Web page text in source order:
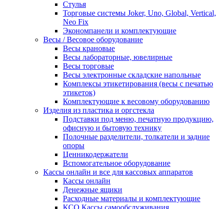
Стулья
Торговые системы Joker, Uno, Global, Vertical,
Neo Fix
Экономпанели и комплектующие
Весы / Весовое оборудование
Весы крановые
Весы лабораторные, ювелирные
Весы торговые
Весы электронные складские напольные
Комплексы этикетирования (весы с печатью
этикеток)
Комплектующие к весовому оборудованию
Изделия из пластика и оргстекла
Подставки под меню, печатную продукцию,
офисную и бытовую технику
Полочные разделители, толкатели и задние
опоры
Ценникодержатели
Вспомогательное оборудование
Кассы онлайн и все для кассовых аппаратов
Кассы онлайн
Денежные ящики
Расходные материалы и комплектующие
КСО Кассы самообслуживания